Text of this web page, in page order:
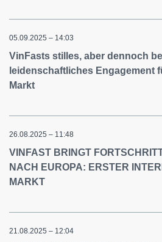
05.09.2025 – 14:03
VinFasts stilles, aber dennoch
leidenschaftliches Engagement
Markt
26.08.2025 – 11:48
VINFAST BRINGT
NACH EUROPA: ERSTER
MARKT
21.08.2025 – 12:04